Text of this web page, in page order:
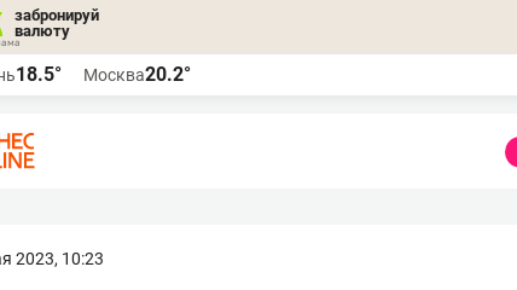
забронируй
валюту
18.5° Москва20.2°
2023, 10:23